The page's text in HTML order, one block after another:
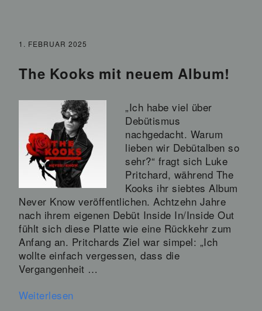
1. FEBRUAR 2025
The Kooks mit neuem Album!
„Ich habe viel über
Debütismus
nachgedacht. Warum
lieben wir Debütalben so
sehr?“ fragt sich Luke
Pritchard, während The
Kooks ihr siebtes Album
Never Know veröffentlichen. Achtzehn Jahre
nach ihrem eigenen Debüt Inside In/Inside Out
fühlt sich diese Platte wie eine Rückkehr zum
Anfang an. Pritchards Ziel war simpel: „Ich
wollte einfach vergessen, dass die
Vergangenheit …
Weiterlesen